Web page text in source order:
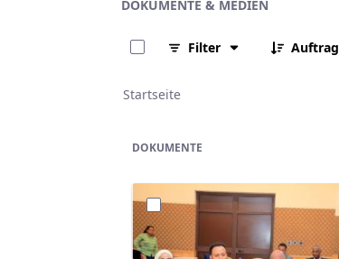
DOKUMENTE & MEDIEN
Filter
Auftrag
Startseite
DOKUMENTE